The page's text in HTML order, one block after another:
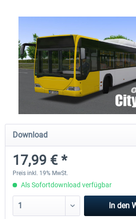
OMSI 2 Add-on Valiant Citybus 7700
Hybrid
11,99 € *
Download
17,99 € *
Preis inkl. 19% MwSt.
Als Sofortdownload verfügbar
In den